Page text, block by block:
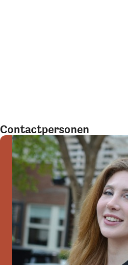
Contactpersonen